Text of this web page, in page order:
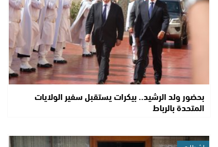
بحضور ولد الرشيد.. بيكرات يستقبل سفير الولايات
المتحدة بالرباط